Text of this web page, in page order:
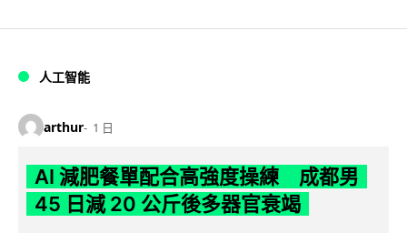
人工智能
arthur 1 日
AI 減肥餐單配合高強度操練 成都男
45 日減 20 公斤後多器官衰竭